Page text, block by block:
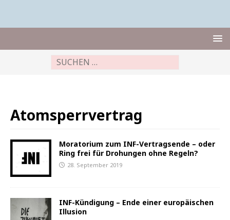
Atomsperrvertrag
Moratorium zum INF-Vertragsende – oder
Ring frei für Drohungen ohne Regeln?
28. September 2019
INF-Kündigung – Ende einer europäischen
Illusion